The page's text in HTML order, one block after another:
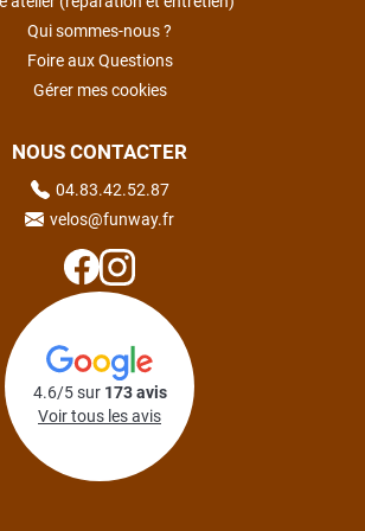
Qui sommes-nous ?
Foire aux Questions
Gérer mes cookies
NOUS CONTACTER
04.83.42.52.87
velos@funway.fr
4.6/5 sur 173 avis
Voir tous les avis